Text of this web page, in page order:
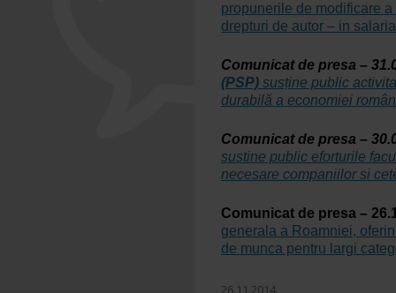
propunerile de modificare
drepturi de autor – in
Comunicat de presa –
(PSP) susține public
durabilă a economiei
Comunicat de presa –
sustine public eforturile
necesare companiilor si
Comunicat de presa –
generala a Roamniei,
de munca pentru largi
26.11.2014